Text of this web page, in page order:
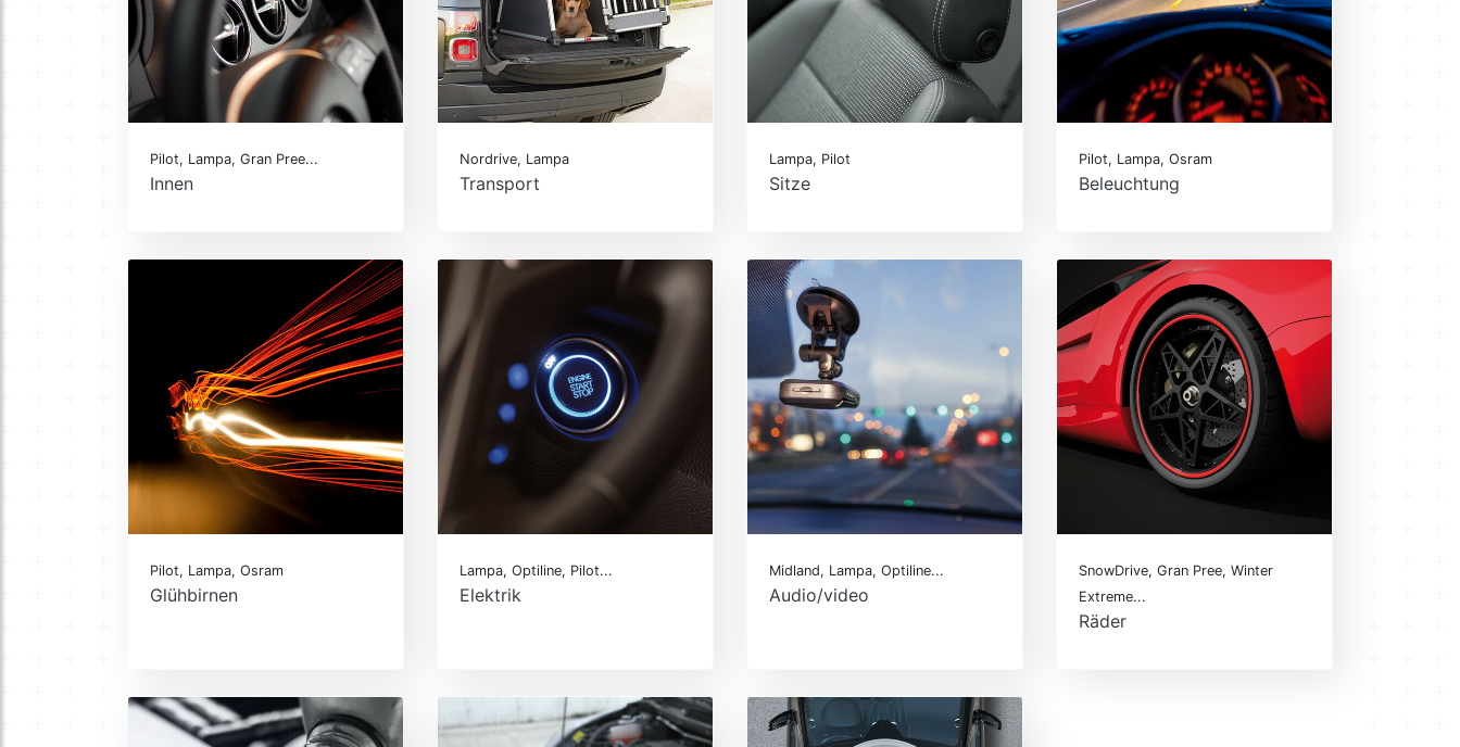
Pilot, Lampa, Gran Pree...
Innen
Nordrive, Lampa
Transport
Lampa, Pilot
Sitze
Pilot, Lampa, Osram
Beleuchtung
Pilot, Lampa, Osram
Glühbirnen
Lampa, Optiline, Pilot...
Elektrik
Midland, Lampa, Optiline...
Audio/video
SnowDrive, Gran Pree, Winter
Extreme...
Räder